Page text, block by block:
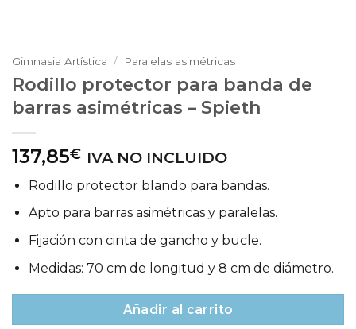
Gimnasia Artística / Paralelas asimétricas
Rodillo protector para banda de
barras asimétricas – Spieth
137,85€ IVA NO INCLUIDO
Rodillo protector blando para bandas.
Apto para barras asimétricas y paralelas.
Fijación con cinta de gancho y bucle.
Medidas: 70 cm de longitud y 8 cm de diámetro.
Añadir al carrito